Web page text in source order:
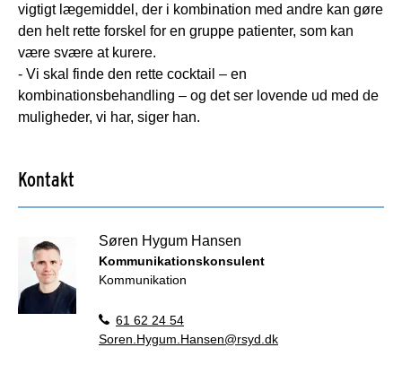
vigtigt lægemiddel, der i kombination med andre kan gøre
den helt rette forskel for en gruppe patienter, som kan
være svære at kurere.
- Vi skal finde den rette cocktail – en
kombinationsbehandling – og det ser lovende ud med de
muligheder, vi har, siger han.
Kontakt
Søren Hygum Hansen
Kommunikationskonsulent
Kommunikation
61 62 24 54
Soren.Hygum.Hansen@rsyd.dk